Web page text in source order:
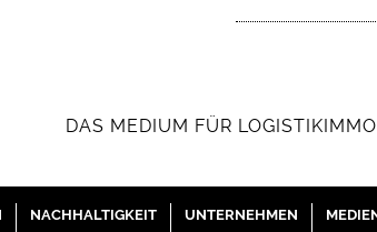
DAS MEDIUM FÜR
NACHHALTIGKEIT UNTERNEHMEN